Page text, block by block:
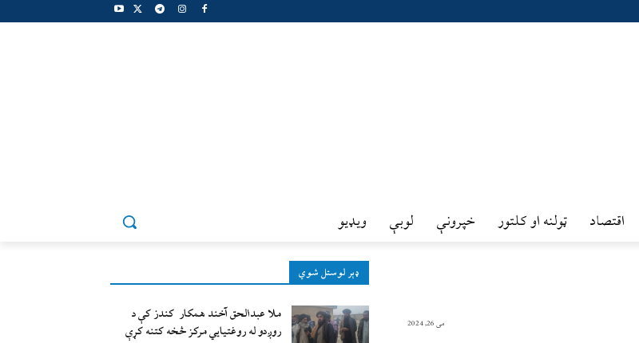
اقتصاد ټولنه او کلتور خپرونې لوبې ويډيو
ډېر لوستل شوي
ملا عبدالحق آخند همکار کندز کې د
روږدو له روغتیایي مرکز څخه کتنه کړې
می 26, 2024